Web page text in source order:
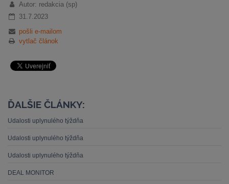
Autor: redakcia (sp)
31.7.2023
pošli e-mailom
vytlač článok
ĎALŠIE ČLÁNKY:
Udalosti uplynulého týždňa
Udalosti uplynulého týždňa
Udalosti uplynulého týždňa
DEAL MONITOR